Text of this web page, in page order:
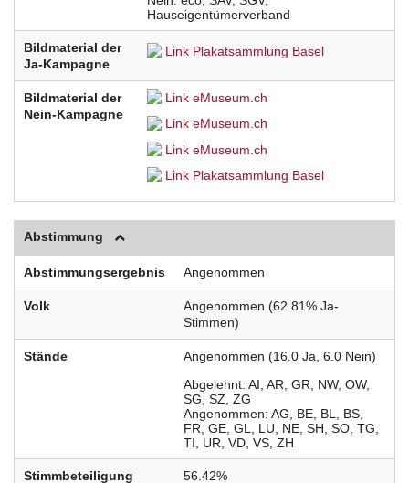
Hauseigentümerverband
Bildmaterial der
Ja-Kampagne
Link Plakatsammlung Basel
Bildmaterial der
Nein-Kampagne
Link eMuseum.ch
Link eMuseum.ch
Link eMuseum.ch
Link Plakatsammlung Basel
Abstimmung
Abstimmungsergebnis Angenommen
Volk
Angenommen (62.81% Ja-
Stimmen)
Stände
Angenommen (16.0 Ja, 6.0 Nein)
Abgelehnt AI AR GR NW OW
SG SZ ZG
Angenommen AG BE BL
BS
FR GE GL LU NE SH SO TG
TI
UR VD VS ZH
Stimmbeteiligung 56.42%